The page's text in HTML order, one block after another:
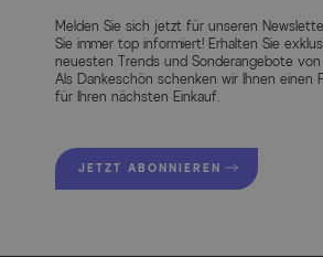
Melden Sie sich jetzt für unseren
Sie immer top informiert! Erhalten Sie
neuesten Trends und Sonderangebote von
Als Dankeschön schenken wir Ihnen einen
für Ihren nächsten Einkauf.
JETZT ABONNIEREN